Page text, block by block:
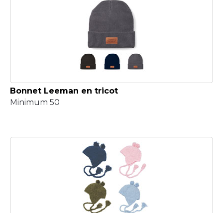
Bonnet Leeman en tricot
Minimum 50